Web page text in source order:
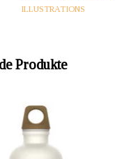
ILLUSTRATIONS
Produkte
Frauenfeld, Schweiz
mit dem Schweizer